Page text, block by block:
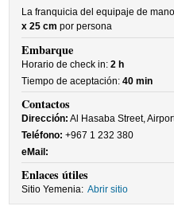
La franquicia del equipaje de
x 25 cm por persona
Embarque
Horario de check in:2 h
Tiempo de aceptación:40 min
Contactos
Dirección: Al Hasaba Street,
Teléfono: +967 1 232 380
eMail:
Enlaces útiles
Sitio Yemenia: Abrir sitio